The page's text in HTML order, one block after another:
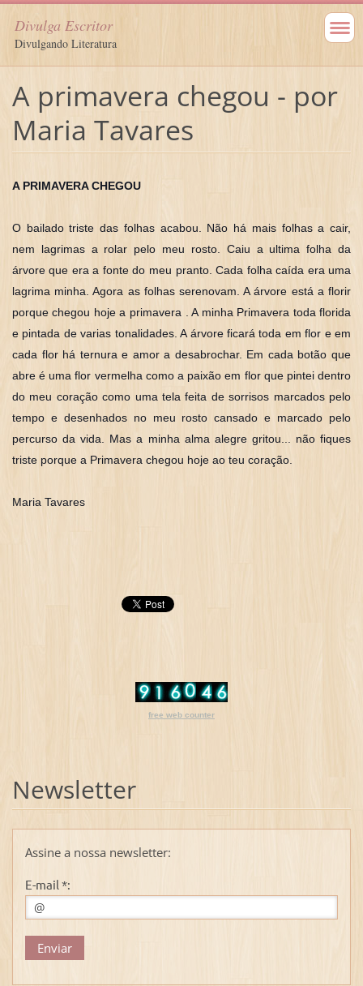
Divulga Escritor
Divulgando Literatura
A primavera chegou - por
Maria Tavares
A PRIMAVERA CHEGOU
O bailado triste das folhas acabou. Não há mais folhas a cair,
nem lagrimas a rolar pelo meu rosto. Caiu a ultima folha da
árvore que era a fonte do meu pranto. Cada folha caída era uma
lagrima minha. Agora as folhas serenovam. A árvore está a florir
porque chegou hoje a primavera . A minha Primavera toda florida
e pintada de varias tonalidades. A árvore ficará toda em flor e em
cada flor há ternura e amor a desabrochar. Em cada botão que
abre é uma flor vermelha como a paixão em flor que pintei dentro
do meu coração como uma tela feita de sorrisos marcados pelo
tempo e desenhados no meu rosto cansado e marcado pelo
percurso da vida. Mas a minha alma alegre gritou... não fiques
triste porque a Primavera chegou hoje ao teu coração.
Maria Tavares
free web counter
Newsletter
Assine a nossa newsletter:
E-mail *: